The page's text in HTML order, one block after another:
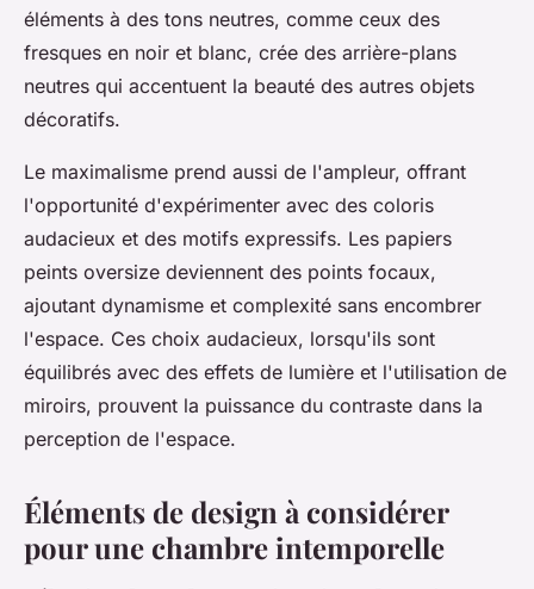
éléments à des tons neutres, comme ceux des
fresques en noir et blanc, crée des arrière-plans
neutres qui accentuent la beauté des autres objets
décoratifs.
Le maximalisme prend aussi de l'ampleur, offrant
l'opportunité d'expérimenter avec des coloris
audacieux et des motifs expressifs. Les papiers
peints oversize deviennent des points focaux,
ajoutant dynamisme et complexité sans encombrer
l'espace. Ces choix audacieux, lorsqu'ils sont
équilibrés avec des effets de lumière et l'utilisation de
miroirs, prouvent la puissance du contraste dans la
perception de l'espace.
Éléments de design à considérer
pour une chambre intemporelle